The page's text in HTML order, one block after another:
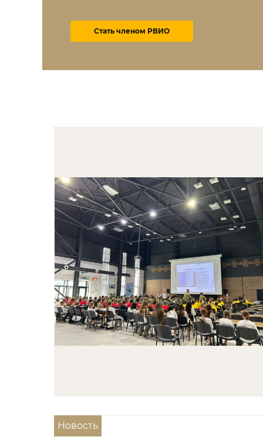
Стать членом РВИО
Новость